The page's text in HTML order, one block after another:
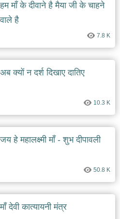
हम माँ के दीवाने है मैया जी के चाहने
वाले है
7.8 K
अब क्यों न दर्श दिखाए दातिए
10.3 K
जय हे महालक्ष्मी माँ - शुभ दीपावली
50.8 K
माँ देवी कात्यायनी मंत्र